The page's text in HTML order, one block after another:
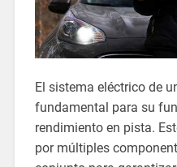
El sistema eléctrico de
fundamental para su
rendimiento en pista.
por múltiples